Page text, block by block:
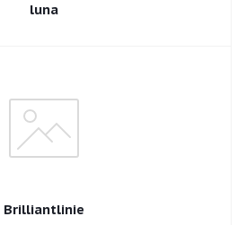
luna
Brilliantlinie